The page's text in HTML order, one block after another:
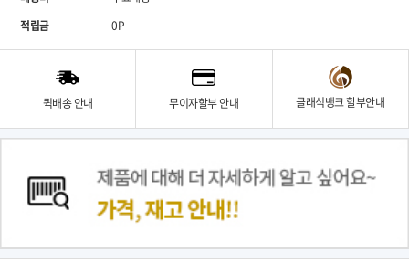
적립금
0P
퀵배송 안내 무이자할부 안내 클래식뱅크 할부안내